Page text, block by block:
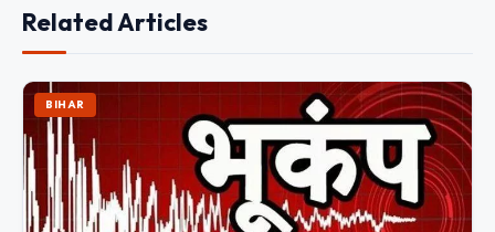
Related Articles
BIHAR